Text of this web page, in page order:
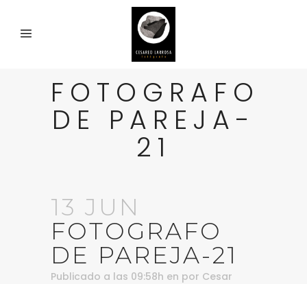
FOTOGRAFO
DE PAREJA-
21
13 JUN
FOTOGRAFO
DE PAREJA-21
Publicado a las 09:58h en por Cesar